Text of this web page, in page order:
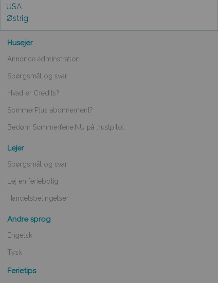
USA
Østrig
Husejer
Annonce adminstration
Spørgsmål og svar
Hvad er Credits?
SommerPlus abonnement?
Bedøm Sommerferie.NU på trustpilot
Lejer
Spørgsmål og svar
Lej en feriebolig
Handelsbetingelser
Andre sprog
Engelsk
Tysk
Ferietips